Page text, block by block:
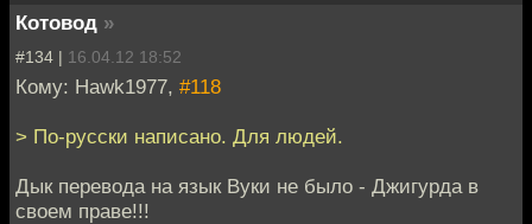
Котовод »
#134 | 16.04.12 18:52
Кому: Hawk1977, #118
> По-русски написано. Для людей.
Дык перевода на язык Вуки не было - Джигурда в
своем праве!!!